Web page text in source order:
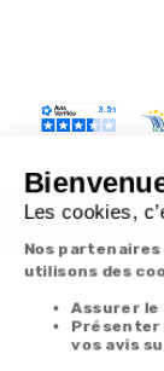
Données
personnelles et
cookies